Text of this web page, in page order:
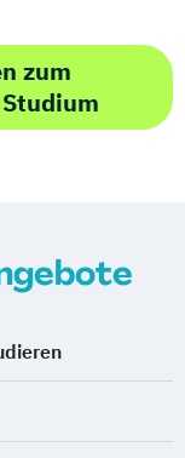
zum